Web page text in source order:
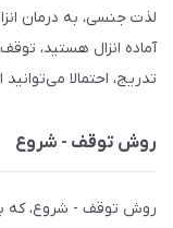
لذت جنسی، به درمان
آماده انزال هستید، توقف
تدریج، احتمالا می‌توانید
روش توقف - شروع
روش توقف - شروع، که به